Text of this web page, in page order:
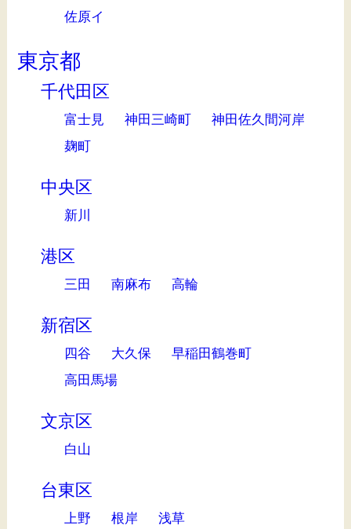
佐原イ
東京都
千代田区
富士見 神田三崎町
神田佐久間河岸
麹町
中央区
新川
港区
三田 南麻布 高輪
新宿区
四谷 大久保
早稲田鶴巻町
高田馬場
文京区
白山
台東区
上野 根岸 浅草